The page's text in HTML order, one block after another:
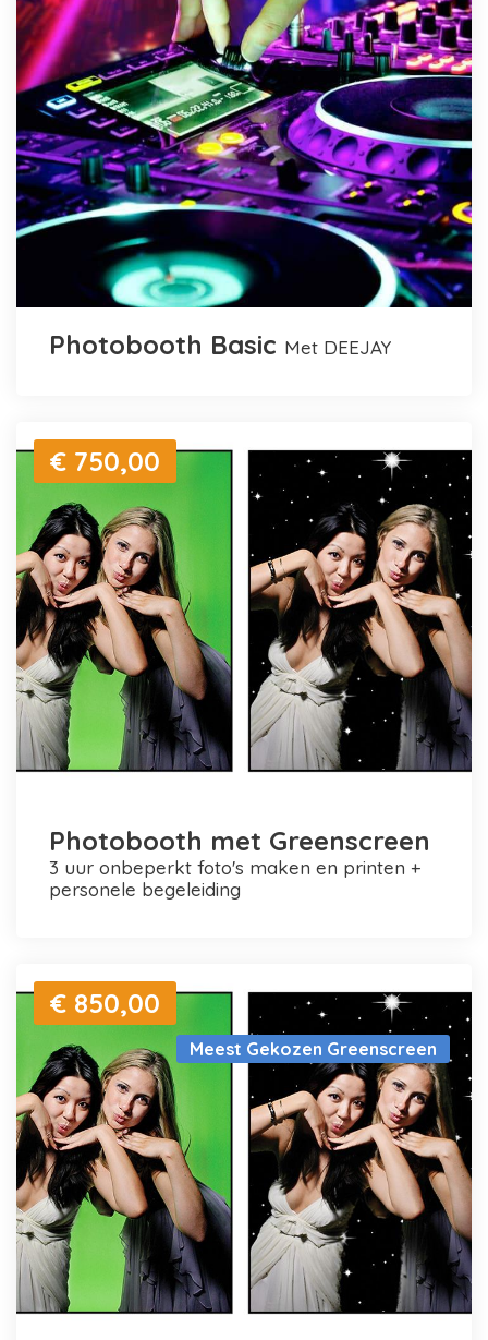
Photobooth Basic met DEEJAY
€ 750,00
Photobooth met Greenscreen
3 uur onbeperkt foto's maken en printen +
personele begeleiding
Meest Gekozen Greenscreen
€ 850,00